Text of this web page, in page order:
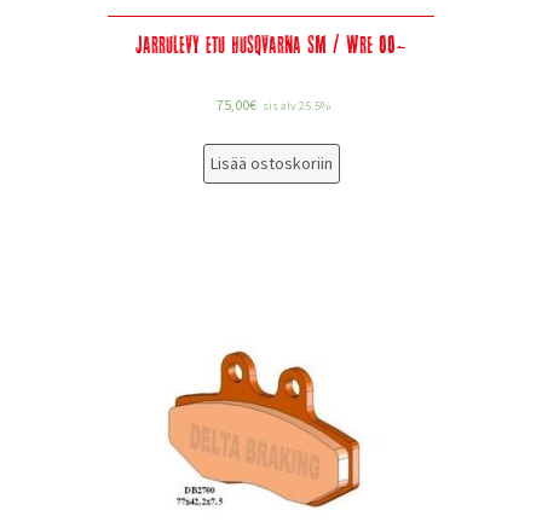
Jarrulevy etu Husqvarna SM / WRE 00-
75,00€ sis alv 25.5%
Lisää ostoskoriin